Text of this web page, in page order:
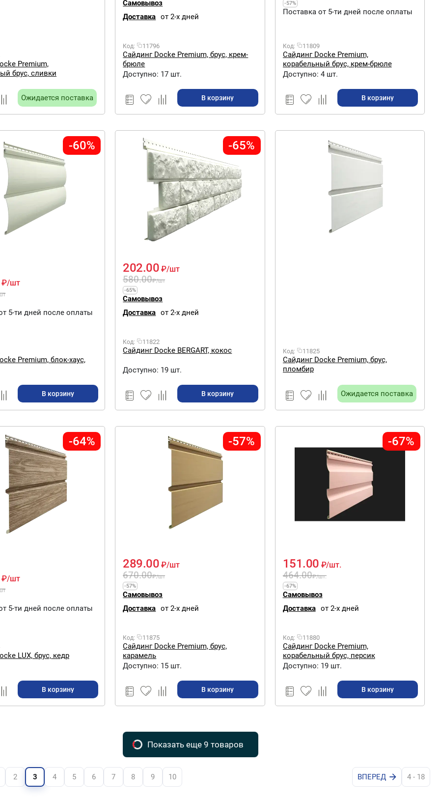
Premium,
брус, сливки
Ожидается поставка
Самовывоз
Доставка от 2-х дней
Код: 11796
Сайдинг Docke Premium, брус, крем-
брюле
Доступно: 17 шт.
В корзину
-57%
Поставка от 5-ти дней после оплаты
Код: 11809
Сайдинг Docke Premium,
корабельный брус, крем-брюле
Доступно: 4 шт.
В корзину
-60%
₽/шт
5-ти дней после оплаты
Premium, блок-хаус,
В корзину
-65%
580.00₽/шт
202.00 ₽/шт
-65%
Самовывоз
Доставка от 2-х дней
Код: 11822
Сайдинг Docke BERGART, кокос
Доступно: 19 шт.
В корзину
Код: 11825
Сайдинг Docke Premium, брус,
пломбир
Ожидается поставка
-64%
₽/шт
5-ти дней после оплаты
LUX, брус, кедр
В корзину
-57%
670.00₽/шт
289.00 ₽/шт
-57%
Самовывоз
Доставка от 2-х дней
Код: 11875
Сайдинг Docke Premium, брус,
карамель
Доступно: 15 шт.
В корзину
-67%
464.00₽/шт.
151.00 ₽/шт.
-67%
Самовывоз
Доставка от 2-х дней
Код: 11880
Сайдинг Docke Premium,
корабельный брус, персик
Доступно: 19 шт.
В корзину
Показать еще 9 товаров
2 3 4 5 6 7 8 9 10 ВПЕРЕД 4 - 18